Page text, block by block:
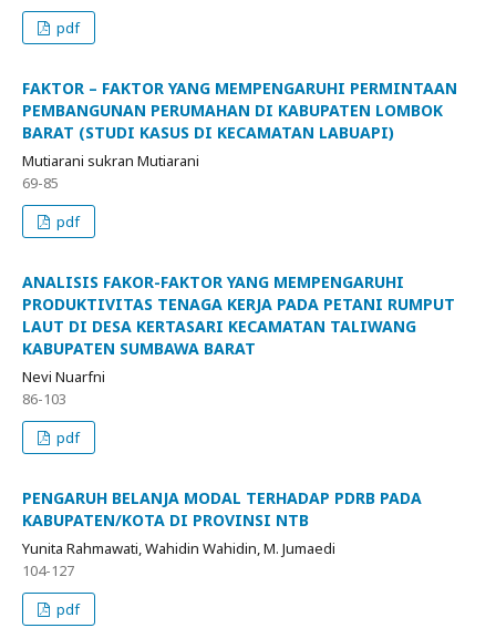
pdf
FAKTOR – FAKTOR YANG MEMPENGARUHI PERMINTAAN
PEMBANGUNAN PERUMAHAN DI KABUPATEN LOMBOK
BARAT (STUDI KASUS DI KECAMATAN LABUAPI)
Mutiarani sukran Mutiarani
69-85
pdf
ANALISIS FAKOR-FAKTOR YANG MEMPENGARUHI
PRODUKTIVITAS TENAGA KERJA PADA PETANI RUMPUT
LAUT DI DESA KERTASARI KECAMATAN TALIWANG
KABUPATEN SUMBAWA BARAT
Nevi Nuarfni
86-103
pdf
PENGARUH BELANJA MODAL TERHADAP PDRB PADA
KABUPATEN/KOTA DI PROVINSI NTB
Yunita Rahmawati, Wahidin Wahidin, M. Jumaedi
104-127
pdf